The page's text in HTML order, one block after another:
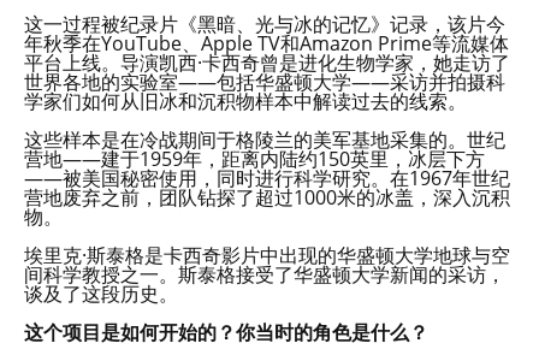
这一过程被纪录片《黑暗、光与冰的记忆》记录，该片今
年秋季在YouTube、Apple TV和Amazon Prime等流媒体
平台上线。导演凯西·卡西奇曾是进化生物学家，她走访了
世界各地的实验室——包括华盛顿大学——采访并拍摄科
学家们如何从旧冰和沉积物样本中解读过去的线索。
这些样本是在冷战期间于格陵兰的美军基地采集的。世纪
营地——建于1959年，距离内陆约150英里，冰层下方
——被美国秘密使用，同时进行科学研究。在1967年世纪
营地废弃之前，团队钻探了超过1000米的冰盖，深入沉积
物。
埃里克·斯泰格是卡西奇影片中出现的华盛顿大学地球与空
间科学教授之一。斯泰格接受了华盛顿大学新闻的采访，
谈及了这段历史。
这个项目是如何开始的？你当时的角色是什么？